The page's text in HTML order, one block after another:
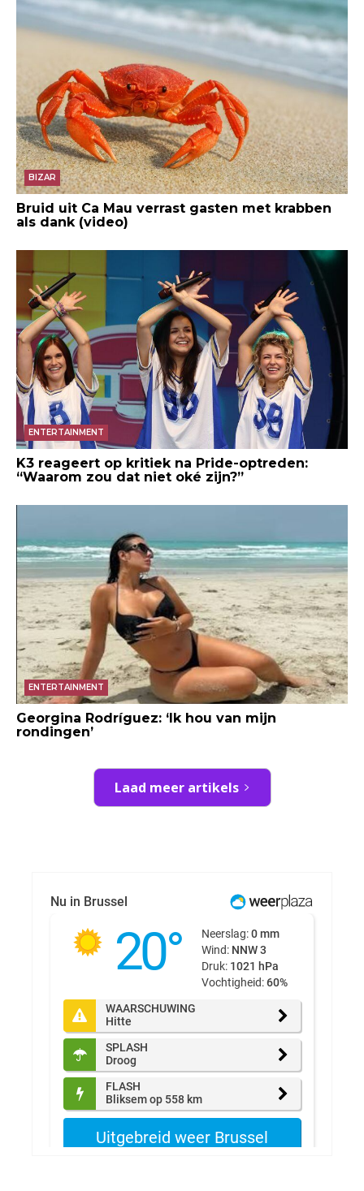
BIZAR
Bruid uit Ca Mau verrast gasten met krabben
als dank (video)
ENTERTAINMENT
K3 reageert op kritiek na Pride-optreden:
“Waarom zou dat niet oké zijn?”
ENTERTAINMENT
Georgina Rodríguez: ‘Ik hou van mijn
rondingen’
Laad meer artikels